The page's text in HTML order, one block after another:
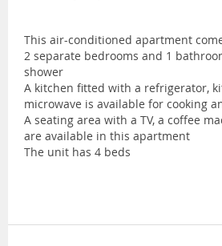
This air-conditioned apartment
2 separate bedrooms and 1
shower
A kitchen fitted with a refrigerator,
microwave is available for cooking
A seating area with a TV, a coffee
are available in this apartment
The unit has 4 beds